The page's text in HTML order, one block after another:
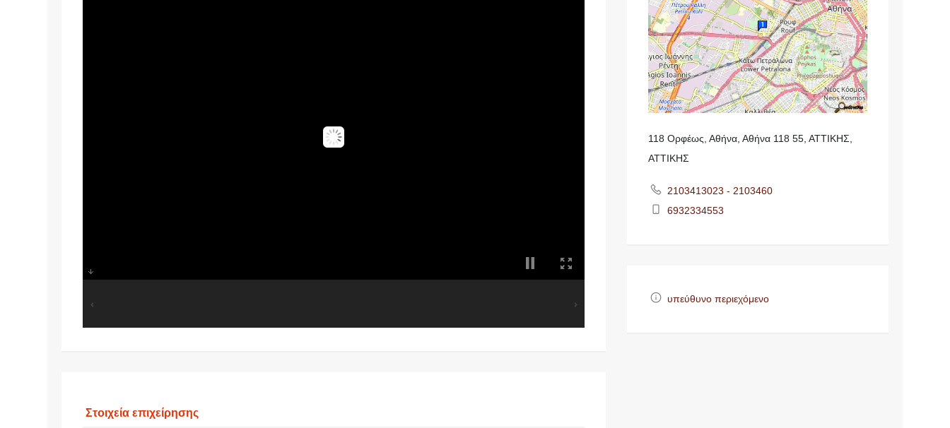
Στοιχεία επιχείρησης
118 Ορφέως, Αθήνα, Αθήνα 118 55, ΑΤΤΙΚΗΣ,
ΑΤΤΙΚΗΣ
2103413023 - 2103460
6932334553
υπεύθυνο περιεχόμενο